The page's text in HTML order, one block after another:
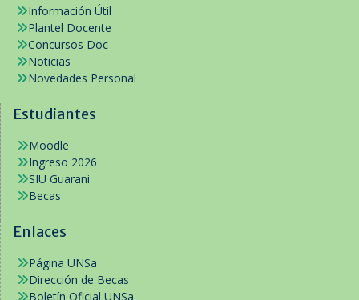
Información Útil
Plantel Docente
Concursos Doc
Noticias
Novedades Personal
Estudiantes
Moodle
Ingreso 2026
SIU Guarani
Becas
Enlaces
Página UNSa
Dirección de Becas
Boletín Oficial UNSa